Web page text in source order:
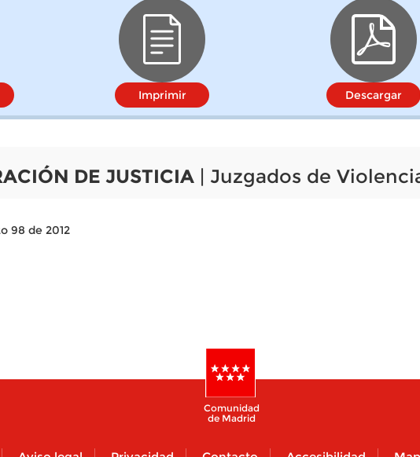
Imprimir Descargar
DE JUSTICIA | Juzgados de
98 de 2012
Comunidad
de Madrid